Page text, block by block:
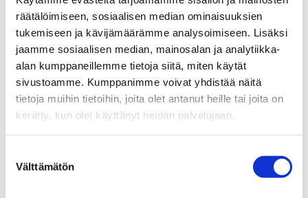
räätälöimiseen, sosiaalisen median ominaisuuksien
tukemiseen ja kävijämäärämme analysoimiseen. Lisäksi
jaamme sosiaalisen median, mainosalan ja analytiikka-
alan kumppaneillemme tietoja siitä, miten käytät
sivustoamme. Kumppanimme voivat yhdistää näitä
tietoja muihin tietoihin, joita olet antanut heille tai joita on
kerätty, kun olet käyttänyt heidän palvelujaan.
valinta
Välttämätön
Taidekahvit
Tuhtossa
Taidekahvit Tuhtossa
27.06.2024